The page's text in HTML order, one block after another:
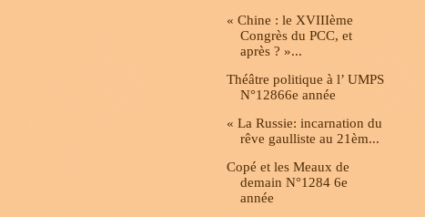
« Chine : le XVIIIème
Congrès du PCC, et
après ? »...
Théâtre politique à l’ UMPS
N°12866e année
« La Russie: incarnation du
rêve gaulliste au 21èm...
Copé et les Meaux de
demain N°1284 6e
année